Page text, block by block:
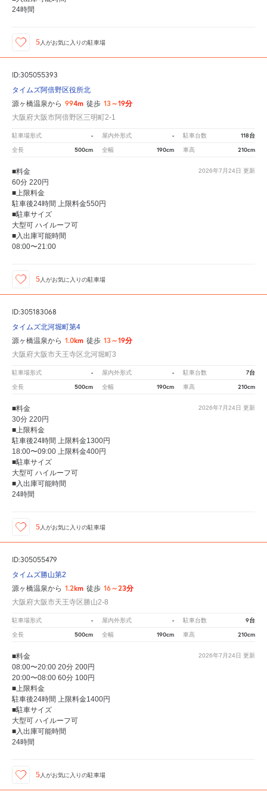
24時間
5 人がお気に入りの駐車場
ID:305055393
タイムズ阿倍野区役所北
源ヶ橋温泉から 994m 徒歩 13～19分
大阪府大阪市阿倍野区三明町2-1
駐車場形式 - 屋内外形式 - 駐車台数 118台
全長 500cm 全幅 190cm 車高 210cm
2026年7月24日 更新
■料金
60分 220円
■上限料金
駐車後24時間 上限料金550円
■駐車サイズ
大型可 ハイルーフ可
■入出庫可能時間
08:00〜21:00
5 人がお気に入りの駐車場
ID:305183068
タイムズ北河堀町第4
源ヶ橋温泉から 1.0km 徒歩 13～19分
大阪府大阪市天王寺区北河堀町3
駐車場形式 - 屋内外形式 - 駐車台数 7台
全長 500cm 全幅 190cm 車高 210cm
2026年7月24日 更新
■料金
30分 220円
■上限料金
駐車後24時間 上限料金1300円
18:00〜09:00 上限料金400円
■駐車サイズ
大型可 ハイルーフ可
■入出庫可能時間
24時間
5 人がお気に入りの駐車場
ID:305055479
タイムズ勝山第2
源ヶ橋温泉から 1.2km 徒歩 16～23分
大阪府大阪市天王寺区勝山2-8
駐車場形式 - 屋内外形式 - 駐車台数 9台
全長 500cm 全幅 190cm 車高 210cm
2026年7月24日 更新
■料金
08:00〜20:00 20分 200円
20:00〜08:00 60分 100円
■上限料金
駐車後24時間 上限料金1400円
■駐車サイズ
大型可 ハイルーフ可
■入出庫可能時間
24時間
5 人がお気に入りの駐車場